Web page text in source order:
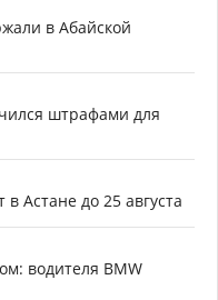
в Абайской
штрафами для
Астане до 25 августа
водителя BMW